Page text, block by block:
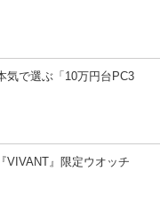
気で選ぶ「10万円台PC3
』限定ウオッチ